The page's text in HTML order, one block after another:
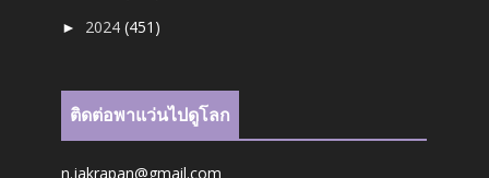
► 2024(451)
ติดต่อพาแว่นไปดูโลก
n.jakrapan@gmail.com